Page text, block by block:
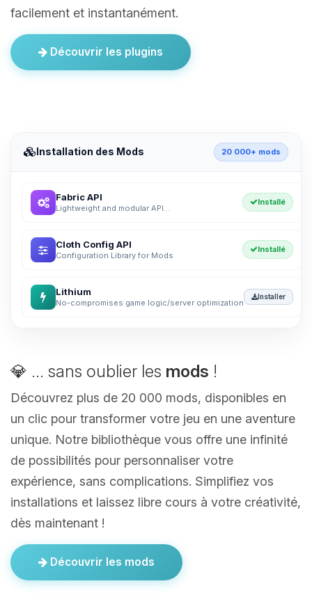
facilement et instantanément.
Découvrir les plugins
Installation des Mods 20 000+ mods
Fabric API
Lightweight and modular API...
Installé
Cloth Config API
Configuration Library for Mods
Installé
Lithium
No-compromises game logic/server optimization
Installer
💎 ... sans oublier les mods !
Découvrez plus de 20 000 mods, disponibles en
un clic pour transformer votre jeu en une aventure
unique. Notre bibliothèque vous offre une infinité
de possibilités pour personnaliser votre
expérience, sans complications. Simplifiez vos
installations et laissez libre cours à votre créativité,
dès maintenant !
Découvrir les mods